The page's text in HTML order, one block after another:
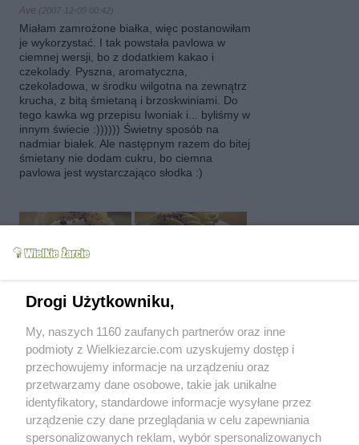
Ave (2007-12-09 00:42)
Miałam zamrożone białka, więc postanowiłam
je wykorzystać. I tak powstała pavlowa w
ciemnej wersji, bo z dodatkiem kakao i
czekolady. Pyszna, aromatyczna,
czekoladowa, w środku wilgotna na zewnątrz
krucha, z bitą śmietaną i brzoskwiniami. Do
tego kawka wg przepisu Iwoniak i... byliśmy w
innym świecie :)))))) Świetny sposób na
nadmiar białek. Ale następnym razem do bitej
śmietany nie dodam cukru, bo ciemna
pavlowa jest wystarczająco słodka :)
renarb (2007-12-09 04:25)
to bialka mozna zamrazac????????????:)
Drogi Użytkowniku,
My, naszych 1160 zaufanych partnerów oraz inne
podmioty z Wielkiezarcie.com uzyskujemy dostęp i
przechowujemy informacje na urządzeniu oraz
przetwarzamy dane osobowe, takie jak unikalne
identyfikatory, standardowe informacje wysyłane przez
urządzenie czy dane przeglądania w celu zapewniania
spersonalizowanych reklam, wybór spersonalizowanych